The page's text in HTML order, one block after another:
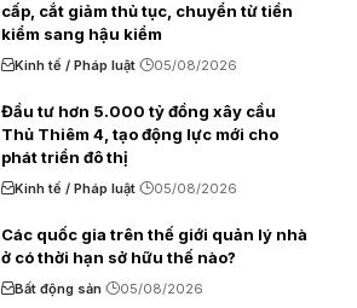
cấp, cắt giảm thủ tục, chuyển từ tiền
kiểm sang hậu kiểm
Kinh tế / Pháp luật 05/08/2026
Đầu tư hơn 5.000 tỷ đồng xây cầu
Thủ Thiêm 4, tạo động lực mới cho
phát triển đô thị
Kinh tế / Pháp luật 05/08/2026
Các quốc gia trên thế giới quản lý nhà
ở có thời hạn sở hữu thế nào?
Bất động sản 05/08/2026